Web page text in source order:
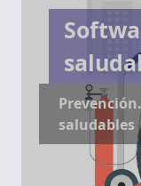
saludables